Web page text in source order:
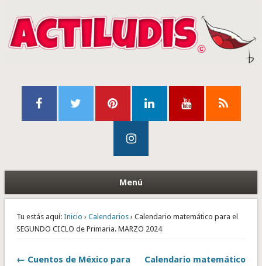
Menú
Tu estás aquí: Inicio › Calendarios› Calendario matemático para el
SEGUNDO CICLO de Primaria. MARZO 2024
← Cuentos de México para
Calendario matemático